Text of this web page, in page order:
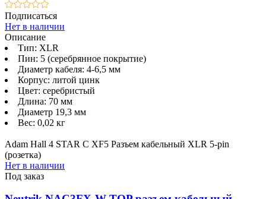
Подписаться
Нет в наличии
Описание
Тип: XLR
Пин: 5 (серебрянное покрытие)
Диаметр кабеля: 4-6,5 мм
Корпус: литой цинк
Цвет: серебристый
Длина: 70 мм
Диаметр 19,3 мм
Вес: 0,02 кг
Adam Hall 4 STAR C XF5 Разъем кабельный XLR 5-pin
(розетка)
Нет в наличии
Под заказ